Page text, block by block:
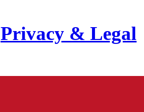
Privacy & Legal